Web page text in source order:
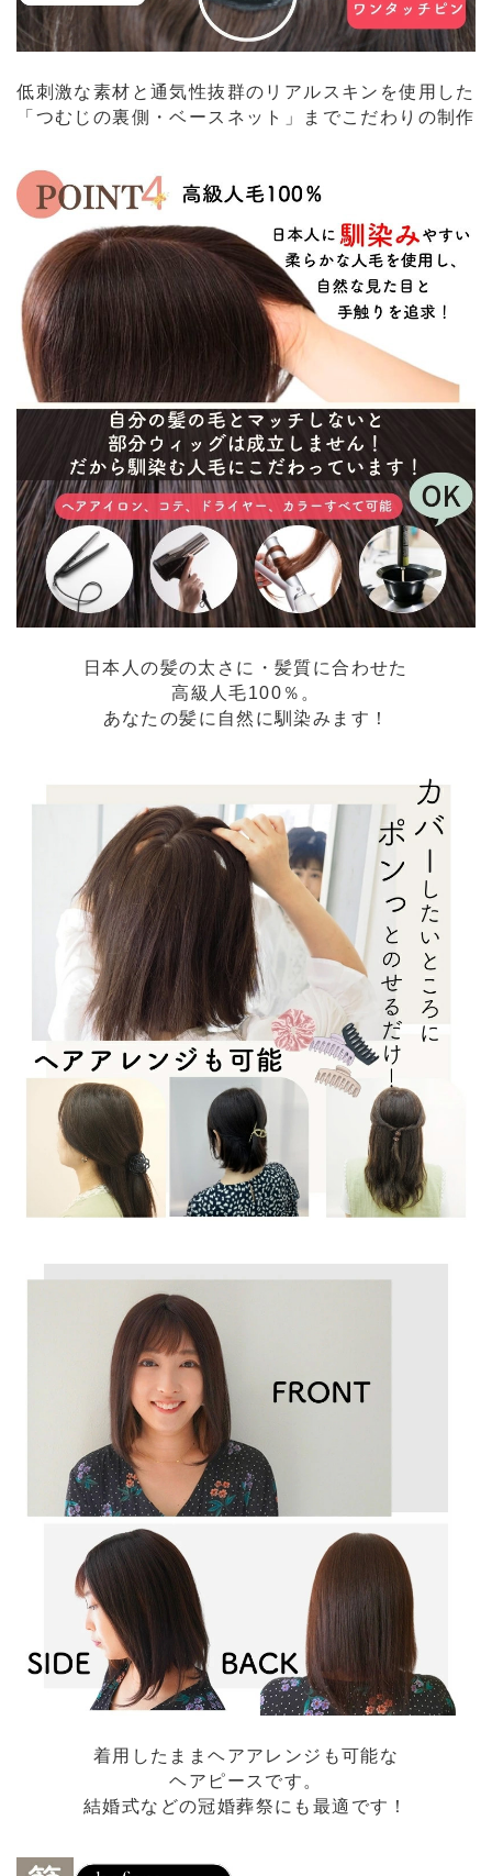
低刺激な素材と通気性抜群のリアルスキンを使用した
「つむじの裏側・ベースネット」までこだわりの制作
日本人の髪の太さに・髪質に合わせた
高級人毛100％。
あなたの髪に自然に馴染みます！
着用したままヘアアレンジも可能な
ヘアピースです。
結婚式などの冠婚葬祭にも最適です！